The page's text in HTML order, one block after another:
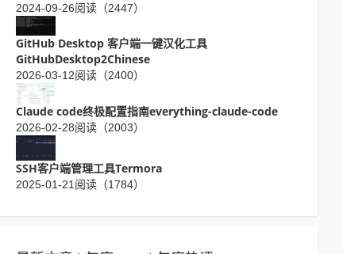
2024-09-26阅读（2447）
GitHub Desktop 客户端一键汉化工具
GitHubDesktop2Chinese
2026-03-12阅读（2400）
Claude code终极配置指南everything-claude-code
2026-02-28阅读（2003）
SSH客户端管理工具Termora
2025-01-21 阅读（1784）